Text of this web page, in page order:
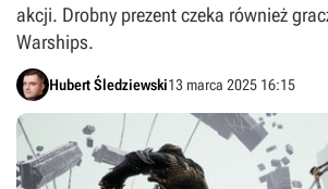
akcji. Drobny prezent czeka również
Warships.
Hubert Śledziewski13 marca 2025 16:15